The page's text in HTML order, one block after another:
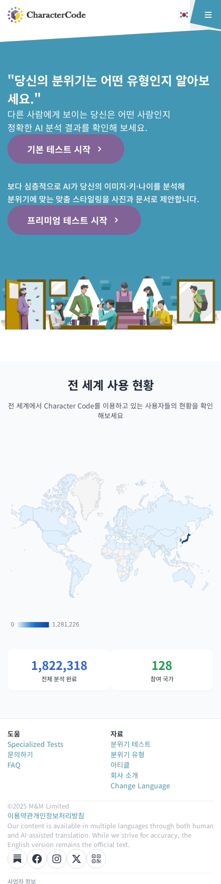
"당신의 분위기는 어떤 유형인지 알아보
세요."
다른 사람에게 보이는 당신은 어떤 사람인지
정확한 AI 분석 결과를 확인해 보세요.
기본 테스트 시작
보다 심층적으로 AI가 당신의 이미지·키·나이를 분석해
분위기에 맞는 맞춤 스타일링을 사진과 문서로 제안합니다.
프리미엄 테스트 시작
전 세계 사용 현황
전 세계에서 Character Code를 이용하고 있는 사용자들의 현황을 확인
해보세요
0
0 1,281,226
1,281,226
1,822,318
전체 분석 완료
128
참여 국가
도움
Specialized Tests
문의하기
FAQ
자료
분위기 테스트
분위기 유형
아티클
회사 소개
Change Language
©2025 M&M Limited
이용약관개인정보처리방침
Our content is available in multiple languages through both human
and AI-assisted translation. While we strive for accuracy, the
English version remains the official text.
사업자 정보